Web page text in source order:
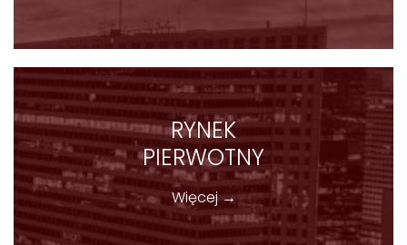
RYNEK
PIERWOTNY
Więcej →